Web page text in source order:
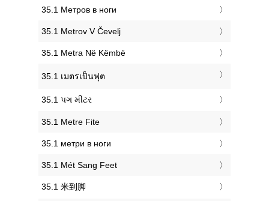
‎35.1 Метров в ноги
‎35.1 Metrov V Čevelj
‎35.1 Metra Në Këmbë
‎35.1 เมตรเป็นฟุต
‎35.1 પગ મીટર
‎35.1 Metre Fite
‎35.1 метри в ноги
‎35.1 Mét Sang Feet
‎35.1 米到脚